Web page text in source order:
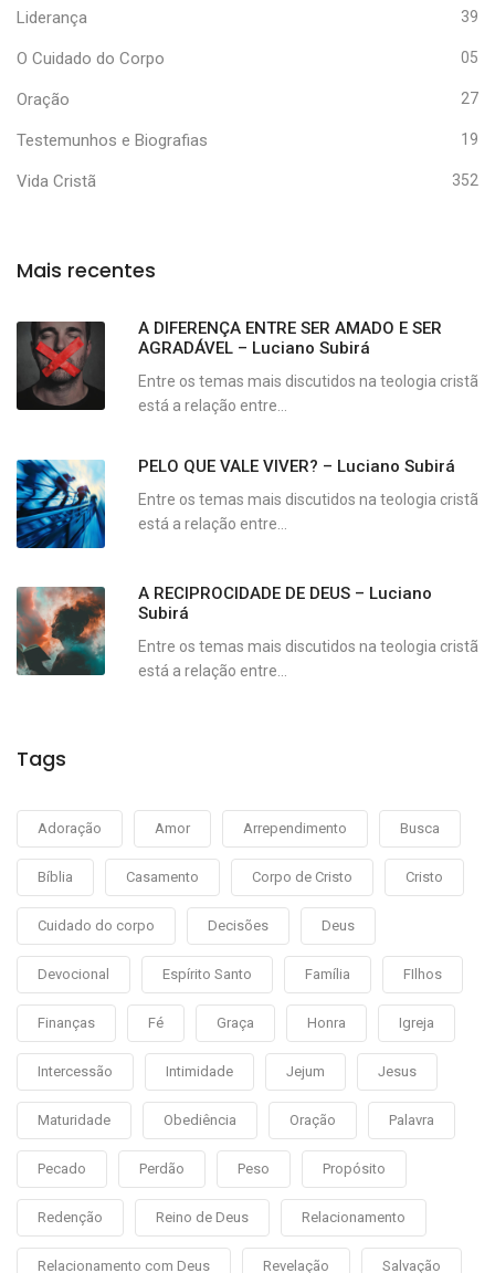
Liderança 39
O Cuidado do Corpo 05
Oração 27
Testemunhos e Biografias 19
Vida Cristã 352
Mais recentes
A DIFERENÇA ENTRE SER AMADO E SER
AGRADÁVEL – Luciano Subirá
Entre os temas mais discutidos na teologia cristã
está a relação entre...
PELO QUE VALE VIVER? – Luciano Subirá
Entre os temas mais discutidos na teologia cristã
está a relação entre...
A RECIPROCIDADE DE DEUS – Luciano
Subirá
Entre os temas mais discutidos na teologia cristã
está a relação entre...
Tags
Adoração Amor Arrependimento Busca
Bíblia Casamento Corpo de Cristo Cristo
Cuidado do corpo Decisões Deus
Devocional Espírito Santo Família FIlhos
Finanças Fé Graça Honra Igreja
Intercessão Intimidade Jejum Jesus
Maturidade Obediência Oração Palavra
Pecado Perdão Peso Propósito
Redenção Reino de Deus Relacionamento
Relacionamento com Deus Revelação Salvação